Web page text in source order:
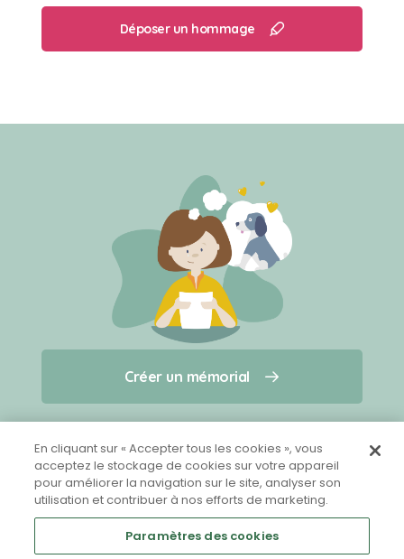
Créer un mémorial
Qui sommes-nous ?
Nous contacter
Partager sur Facebook
Déposer un hommage
Créer un mémorial
En cliquant sur « Accepter tous les cookies », vous
acceptez le stockage de cookies sur votre appareil
pour améliorer la navigation sur le site, analyser son
utilisation et contribuer à nos efforts de marketing.
Paramètres des cookies